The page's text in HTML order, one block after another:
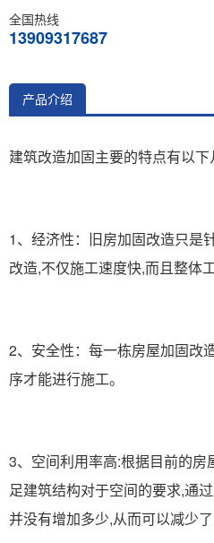
全国热线
13909317687
产品介绍
建筑改造加固主要的特点有以下
1、经济性：旧房加固改造只是
改造,不仅施工速度快,而且整体
2、安全性：每一栋房屋加固改
序才能进行施工。
3、空间利用率高:根据目前的
足建筑结构对于空间的要求,通
并没有增加多少,从而可以减少了